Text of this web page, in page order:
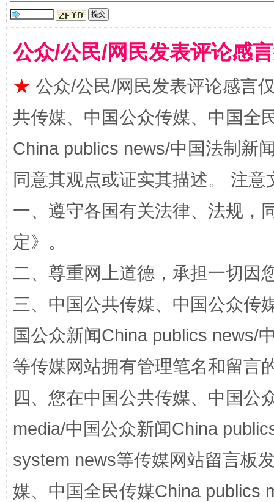
全民健身五年计划来了！等你上场
阿坝州三大球赛在茂县开幕 规模
国家大学科技园优化重塑工作
公众/公民/网民发表评论感
★ 公众/公民/网民发表评论感言
共传媒、中国公众传媒、中国全
China publics news/中国法制新
同意其观点或证实其描述。 注
一、遵守各国有关法律、法规，
定》。
二、尊重网上道德，承担一切因
三、中国公共传媒、中国公众传
国公众新闻China publics news/
等传媒网站拥有管理笔名和留言
四、您在中国公共传媒、中国公
media/中国公众新闻China
system news等传媒网站留言板
媒、中国全民传媒China publics